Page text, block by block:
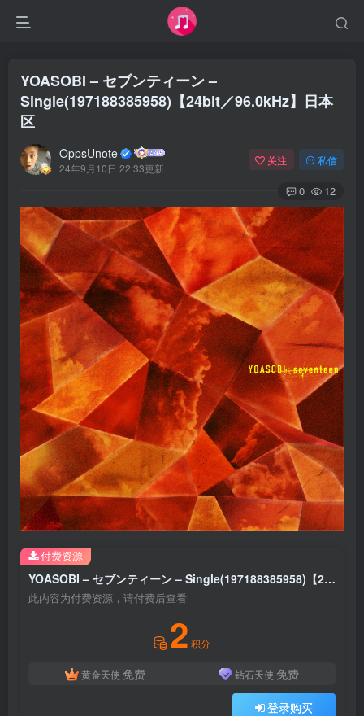
YOASOBI – セブンティーン –
Single(197188385958)【24bit／96.0kHz】日本
区
OppsUnote
24年9月10日 22:33更新
关注 私信
0 12
YOASOBI – セブンティーン – Single(197188385958)【24bit／96.0kHz】日本区
此内容为付费资源，请付费后查看
2 积分
黄金天使 免费 钻石天使 免费
登录购买
付费资源